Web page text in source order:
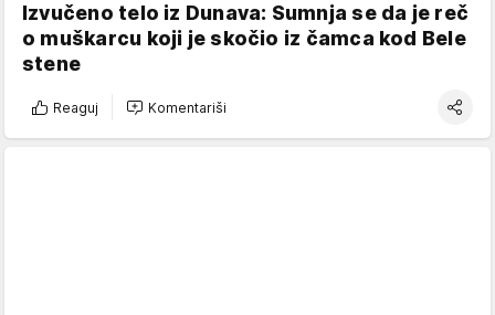
Izvučeno telo iz Dunava: Sumnja se da je reč
o muškarcu koji je skočio iz čamca kod Bele
stene
Reaguj Komentariši